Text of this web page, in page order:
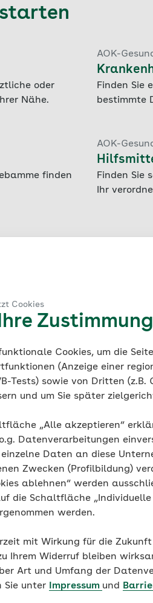
Cookies
Zustimmung
Cookies, um die
(Anzeige einer
Tests) sowie von Dritten (z.B.
und um Sie später
„Alle akzeptieren“
Datenverarbeitungen
Daten an diese
Zwecken (Profilbildung)
ablehnen“ werden
die Schaltfläche „Individuelle
werden.
mit Wirkung für die
Ihrem Widerruf bleiben
Art und Umfang der
Sie unter
Impressum und
oder
Nähe.
AOK-
Finden Sie
bestimmte
finden
AOK-
Finden Sie
Ihr
bitte den Notruf unter 112
Ihnen die Notfallnummer
Bereitschaftsdienstsuche
dem AOK-